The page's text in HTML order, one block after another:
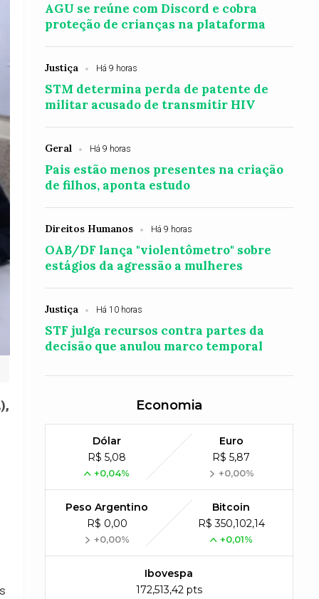
AGU se reúne com Discord e cobra
proteção de crianças na plataforma
Justiça Há 9 horas
STM determina perda de patente de
militar acusado de transmitir HIV
Geral Há 9 horas
Pais estão menos presentes na criação
de filhos, aponta estudo
Direitos Humanos Há 9 horas
OAB/DF lança "violentômetro" sobre
estágios da agressão a mulheres
Justiça Há 10 horas
STF julga recursos contra partes da
decisão que anulou marco temporal
Economia
Dólar
R$ 5,08
+0,04%
Euro
R$ 5,87
+0,00%
Peso Argentino
R$ 0,00
+0,00%
Bitcoin
R$ 350,102,14
+0,01%
Ibovespa
172,513,42 pts